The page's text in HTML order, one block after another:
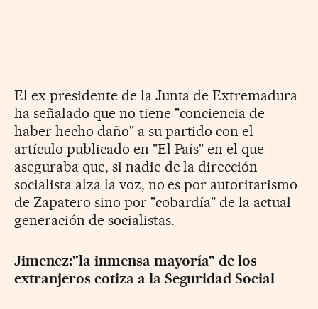
El ex presidente de la Junta de Extremadura
ha señalado que no tiene "conciencia de
haber hecho daño" a su partido con el
artículo publicado en "El País" en el que
aseguraba que, si nadie de la dirección
socialista alza la voz, no es por autoritarismo
de Zapatero sino por "cobardía" de la actual
generación de socialistas.
Jimenez:"la inmensa mayoría" de los
extranjeros cotiza a la Seguridad Social